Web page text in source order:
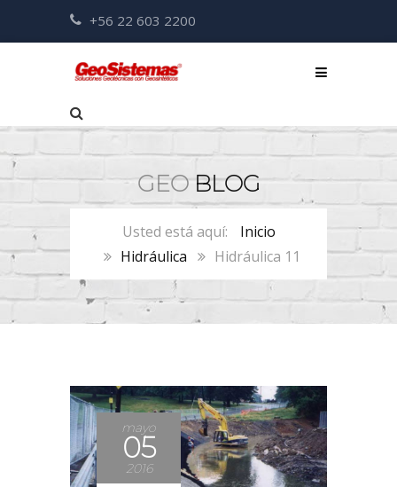
+56 22 603 2200
GEOBLOG
Inicio
Hidráulica
Hidráulica 11
mayo
05
2016